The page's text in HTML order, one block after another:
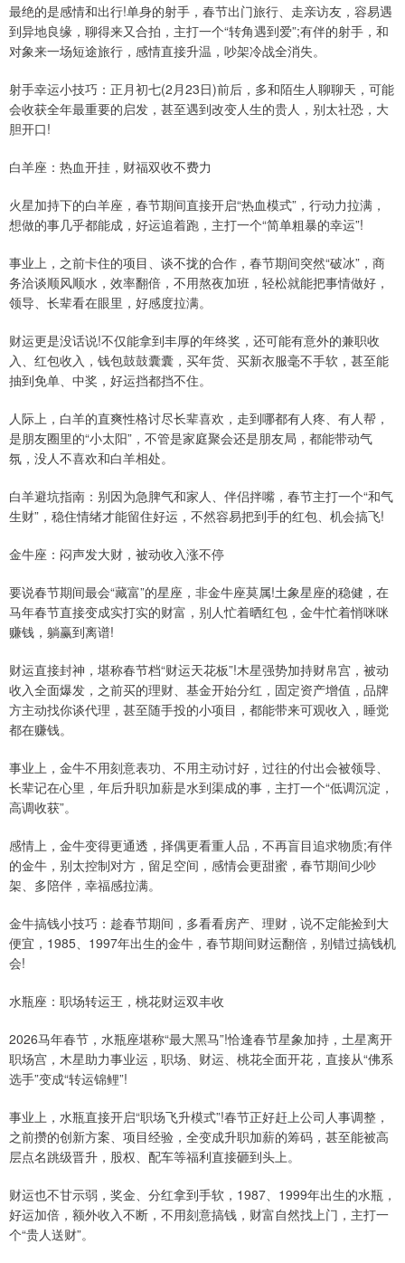
最绝的是感情和出行!单身的射手，春节出门旅行、走亲访友，容易遇
到异地良缘，聊得来又合拍，主打一个“转角遇到爱”;有伴的射手，和
对象来一场短途旅行，感情直接升温，吵架冷战全消失。
射手幸运小技巧：正月初七(2月23日)前后，多和陌生人聊聊天，可能
会收获全年最重要的启发，甚至遇到改变人生的贵人，别太社恐，大
胆开口!
白羊座：热血开挂，财福双收不费力
火星加持下的白羊座，春节期间直接开启“热血模式”，行动力拉满，
想做的事几乎都能成，好运追着跑，主打一个“简单粗暴的幸运”!
事业上，之前卡住的项目、谈不拢的合作，春节期间突然“破冰”，商
务洽谈顺风顺水，效率翻倍，不用熬夜加班，轻松就能把事情做好，
领导、长辈看在眼里，好感度拉满。
财运更是没话说!不仅能拿到丰厚的年终奖，还可能有意外的兼职收
入、红包收入，钱包鼓鼓囊囊，买年货、买新衣服毫不手软，甚至能
抽到免单、中奖，好运挡都挡不住。
人际上，白羊的直爽性格讨尽长辈喜欢，走到哪都有人疼、有人帮，
是朋友圈里的“小太阳”，不管是家庭聚会还是朋友局，都能带动气
氛，没人不喜欢和白羊相处。
白羊避坑指南：别因为急脾气和家人、伴侣拌嘴，春节主打一个“和气
生财”，稳住情绪才能留住好运，不然容易把到手的红包、机会搞飞!
金牛座：闷声发大财，被动收入涨不停
要说春节期间最会“藏富”的星座，非金牛座莫属!土象星座的稳健，在
马年春节直接变成实打实的财富，别人忙着晒红包，金牛忙着悄咪咪
赚钱，躺赢到离谱!
财运直接封神，堪称春节档“财运天花板”!木星强势加持财帛宫，被动
收入全面爆发，之前买的理财、基金开始分红，固定资产增值，品牌
方主动找你谈代理，甚至随手投的小项目，都能带来可观收入，睡觉
都在赚钱。
事业上，金牛不用刻意表功、不用主动讨好，过往的付出会被领导、
长辈记在心里，年后升职加薪是水到渠成的事，主打一个“低调沉淀，
高调收获”。
感情上，金牛变得更通透，择偶更看重人品，不再盲目追求物质;有伴
的金牛，别太控制对方，留足空间，感情会更甜蜜，春节期间少吵
架、多陪伴，幸福感拉满。
金牛搞钱小技巧：趁春节期间，多看看房产、理财，说不定能捡到大
便宜，1985、1997年出生的金牛，春节期间财运翻倍，别错过搞钱机
会!
水瓶座：职场转运王，桃花财运双丰收
2026马年春节，水瓶座堪称“最大黑马”!恰逢春节星象加持，土星离开
职场宫，木星助力事业运，职场、财运、桃花全面开花，直接从“佛系
选手”变成“转运锦鲤”!
事业上，水瓶直接开启“职场飞升模式”!春节正好赶上公司人事调整，
之前攒的创新方案、项目经验，全变成升职加薪的筹码，甚至能被高
层点名跳级晋升，股权、配车等福利直接砸到头上。
财运也不甘示弱，奖金、分红拿到手软，1987、1999年出生的水瓶，
好运加倍，额外收入不断，不用刻意搞钱，财富自然找上门，主打一
个“贵人送财”。